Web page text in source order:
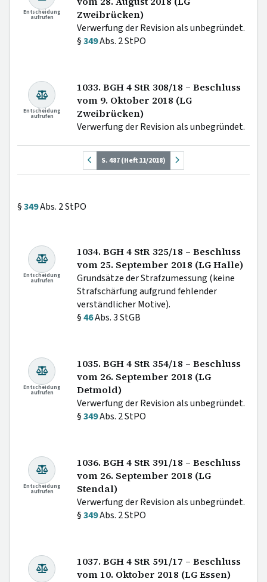
Entscheidung
aufrufen
Zweibrücken)
Verwerfung der Revision als unbegründet.
§349Abs. 2 StPO
Entscheidung
aufrufen
1033. BGH 4 StR 308/18 – Beschluss
vom 9. Oktober 2018 (LG
Zweibrücken)
Verwerfung der Revision als unbegründet.
S. 487 (Heft 11/2018)
§349Abs. 2 StPO
Entscheidung
aufrufen
1034. BGH 4 StR 325/18 – Beschluss
vom 25. September 2018 (LG Halle)
Grundsätze der Strafzumessung (keine
Strafschärfung aufgrund fehlender
verständlicher Motive).
§46Abs. 3 StGB
Entscheidung
aufrufen
1035. BGH 4 StR 354/18 – Beschluss
vom 26. September 2018 (LG
Detmold)
Verwerfung der Revision als unbegründet.
§349Abs. 2 StPO
Entscheidung
aufrufen
1036. BGH 4 StR 391/18 – Beschluss
vom 26. September 2018 (LG
Stendal)
Verwerfung der Revision als unbegründet.
§349Abs. 2 StPO
1037. BGH 4 StR 591/17 – Beschluss
vom 10. Oktober 2018 (LG Essen)